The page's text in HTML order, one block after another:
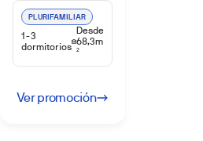
PLURIFAMILIAR
1-3
dormitorios
Desde
68,3m
2
Ver promoción